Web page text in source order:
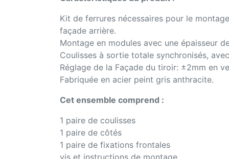
Kit de ferrures nécessaires pour le
façade arrière.
Montage en modules avec une épaisseur
Coulisses à sortie totale synchronisés,
Réglage de la Façade du tiroir: ±2mm en
Fabriquée en acier peint gris anthracite.
Cet ensemble comprend :
1 paire de coulisses
1 paire de côtés
1 paire de fixations frontales
vis et instructions de montage